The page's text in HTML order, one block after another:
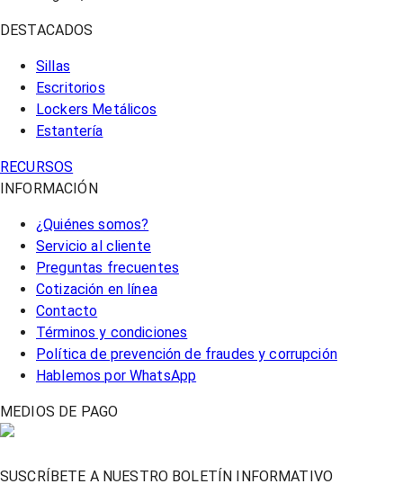
DESTACADOS
Sillas
Escritorios
Lockers Metálicos
Estantería
RECURSOS
INFORMACIÓN
¿Quiénes somos?
Servicio al cliente
Preguntas frecuentes
Cotización en línea
Contacto
Términos y condiciones
Política de prevención de fraudes y corrupción
Hablemos por WhatsApp
MEDIOS DE PAGO
SUSCRÍBETE A NUESTRO BOLETÍN INFORMATIVO